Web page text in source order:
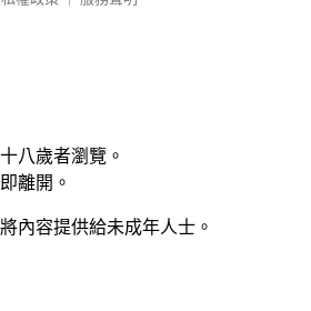
八歲者瀏覽。
離開。
內容提供給未成年人士。